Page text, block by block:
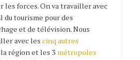
les forces. On va travailler avec
du tourisme pour des
et de télévision. Nous
avec les cinq autres
région et les 3 métropoles